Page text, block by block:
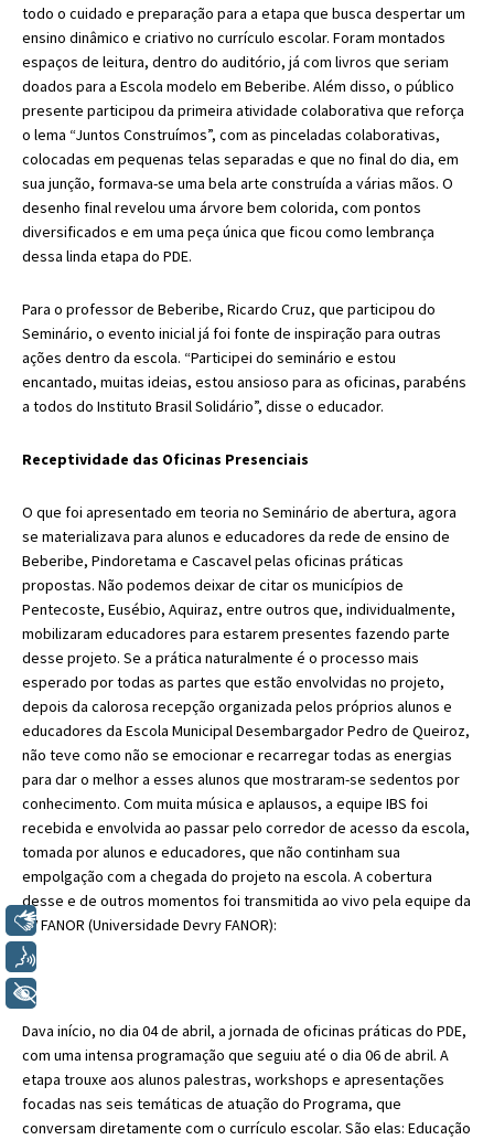
todo o cuidado e preparação para a etapa que busca despertar um
ensino dinâmico e criativo no currículo escolar. Foram montados
espaços de leitura, dentro do auditório, já com livros que seriam
doados para a Escola modelo em Beberibe. Além disso, o público
presente participou da primeira atividade colaborativa que reforça
o lema “Juntos Construímos”, com as pinceladas colaborativas,
colocadas em pequenas telas separadas e que no final do dia, em
sua junção, formava-se uma bela arte construída a várias mãos. O
desenho final revelou uma árvore bem colorida, com pontos
diversificados e em uma peça única que ficou como lembrança
dessa linda etapa do PDE.
Para o professor de Beberibe, Ricardo Cruz, que participou do
Seminário, o evento inicial já foi fonte de inspiração para outras
ações dentro da escola. “Participei do seminário e estou
encantado, muitas ideias, estou ansioso para as oficinas, parabéns
a todos do Instituto Brasil Solidário”, disse o educador.
Receptividade das Oficinas Presenciais
O que foi apresentado em teoria no Seminário de abertura, agora
se materializava para alunos e educadores da rede de ensino de
Beberibe, Pindoretama e Cascavel pelas oficinas práticas
propostas. Não podemos deixar de citar os municípios de
Pentecoste, Eusébio, Aquiraz, entre outros que, individualmente,
mobilizaram educadores para estarem presentes fazendo parte
desse projeto. Se a prática naturalmente é o processo mais
esperado por todas as partes que estão envolvidas no projeto,
depois da calorosa recepção organizada pelos próprios alunos e
educadores da Escola Municipal Desembargador Pedro de Queiroz,
não teve como não se emocionar e recarregar todas as energias
para dar o melhor a esses alunos que mostraram-se sedentos por
conhecimento. Com muita música e aplausos, a equipe IBS foi
recebida e envolvida ao passar pelo corredor de acesso da escola,
tomada por alunos e educadores, que não continham sua
empolgação com a chegada do projeto na escola. A cobertura
desse e de outros momentos foi transmitida ao vivo pela equipe da
TV FANOR (Universidade Devry FANOR):
Dava início, no dia 04 de abril, a jornada de oficinas práticas do PDE,
com uma intensa programação que seguiu até o dia 06 de abril. A
etapa trouxe aos alunos palestras, workshops e apresentações
focadas nas seis temáticas de atuação do Programa, que
conversam diretamente com o currículo escolar. São elas: Educação
Libras